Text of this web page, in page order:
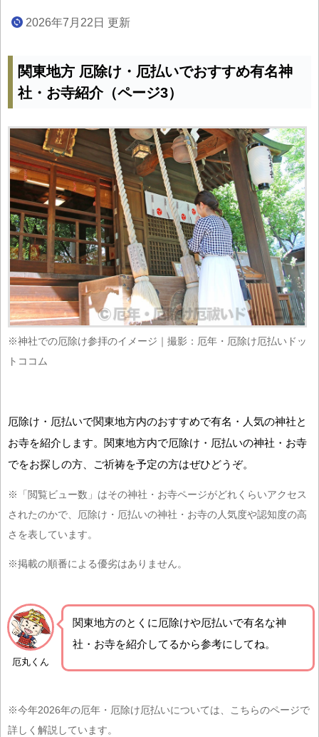
2026年7月22日 更新
関東地方 厄除け・厄払いでおすすめ有名神
社・お寺紹介（ページ3）
※神社での厄除け参拝のイメージ｜撮影：厄年・厄除け厄払いドッ
トココム
厄除け・厄払いで関東地方内のおすすめで有名・人気の神社と
お寺を紹介します。関東地方内で厄除け・厄払いの神社・お寺
でをお探しの方、ご祈祷を予定の方はぜひどうぞ。
※「閲覧ビュー数」はその神社・お寺ページがどれくらいアクセス
されたのかで、厄除け・厄払いの神社・お寺の人気度や認知度の高
さを表しています。
※掲載の順番による優劣はありません。
厄丸くん
関東地方のとくに厄除けや厄払いで有名な神
社・お寺を紹介 してるから参考にしてね。
※今年2026年の厄年・厄除け厄払いについては、こちらのページで
詳しく解説しています。